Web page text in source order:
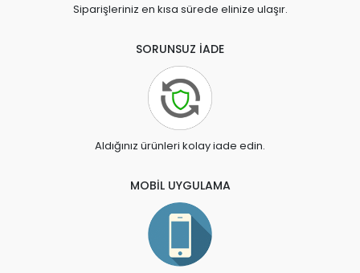
Siparişleriniz en kısa sürede elinize ulaşır.
SORUNSUZ İADE
Aldığınız ürünleri kolay iade edin.
MOBİL UYGULAMA